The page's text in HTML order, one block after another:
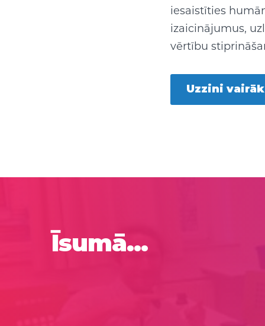
iesaistīties
izaicinājumus,
vērtību
Uzzini
Īsumā...